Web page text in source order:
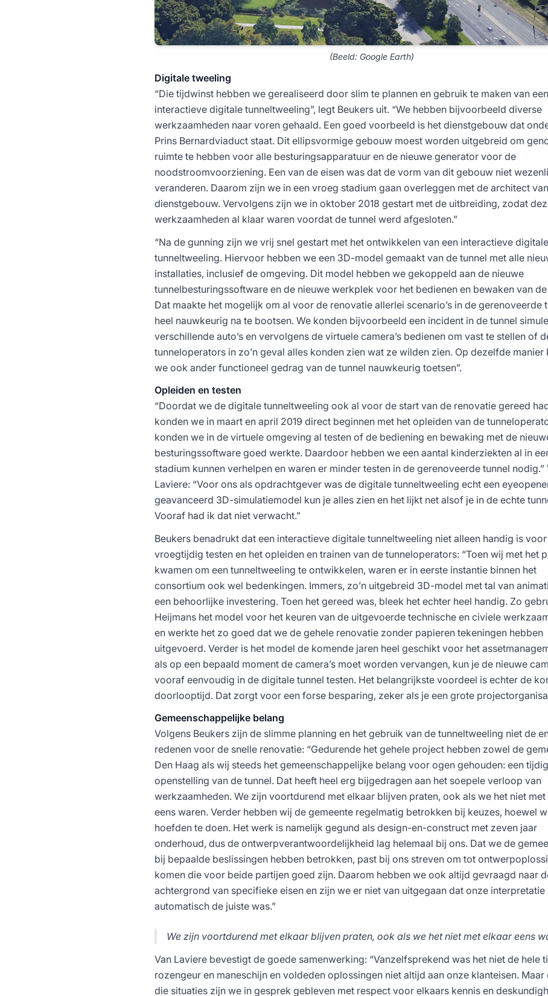
(Beeld: Google Earth)
Digitale tweeling
“Die tijdwinst hebben we gerealiseerd door slim te plannen en gebruik te maken van een
interactieve digitale tunneltweeling”, legt Beukers uit. “We hebben bijvoorbeeld diverse
werkzaamheden naar voren gehaald. Een goed voorbeeld is het dienstgebouw dat
Prins Bernardviaduct staat. Dit ellipsvormige gebouw moest worden uitgebreid om
ruimte te hebben voor alle besturingsapparatuur en de nieuwe generator voor de
noodstroomvoorziening. Een van de eisen was dat de vorm van dit gebouw niet
veranderen. Daarom zijn we in een vroeg stadium gaan overleggen met de architect
dienstgebouw. Vervolgens zijn we in oktober 2018 gestart met de uitbreiding, zodat
werkzaamheden al klaar waren voordat de tunnel werd afgesloten.”
“Na de gunning zijn we vrij snel gestart met het ontwikkelen van een interactieve digitale
tunneltweeling. Hiervoor hebben we een 3D-model gemaakt van de tunnel met alle
installaties, inclusief de omgeving. Dit model hebben we gekoppeld aan de nieuwe
tunnelbesturingssoftware en de nieuwe werkplek voor het bedienen en bewaken van
Dat maakte het mogelijk om al voor de renovatie allerlei scenario’s in de gerenoveerde
heel nauwkeurig na te bootsen. We konden bijvoorbeeld een incident in de tunnel
verschillende auto’s en vervolgens de virtuele camera’s bedienen om vast te stellen of
tunneloperators in zo’n geval alles konden zien wat ze wilden zien. Op dezelfde manier
we ook ander functioneel gedrag van de tunnel nauwkeurig toetsen”.
Opleiden en testen
“Doordat we de digitale tunneltweeling ook al voor de start van de renovatie gereed
konden we in maart en april 2019 direct beginnen met het opleiden van de
konden we in de virtuele omgeving al testen of de bediening en bewaking met de
besturingssoftware goed werkte. Daardoor hebben we een aantal kinderziekten al in
stadium kunnen verhelpen en waren er minder testen in de gerenoveerde tunnel nodig.”
Laviere: “Voor ons als opdrachtgever was de digitale tunneltweeling echt een
geavanceerd 3D-simulatiemodel kun je alles zien en het lijkt net alsof je in de echte
Vooraf had ik dat niet verwacht.”
Beukers benadrukt dat een interactieve digitale tunneltweeling niet alleen handig is
vroegtijdig testen en het opleiden en trainen van de tunneloperators: “Toen wij met het
kwamen om een tunneltweeling te ontwikkelen, waren er in eerste instantie binnen het
consortium ook wel bedenkingen. Immers, zo’n uitgebreid 3D-model met tal van
een behoorlijke investering. Toen het gereed was, bleek het echter heel handig. Zo
Heijmans het model voor het keuren van de uitgevoerde technische en civiele
en werkte het zo goed dat we de gehele renovatie zonder papieren tekeningen hebben
uitgevoerd. Verder is het model de komende jaren heel geschikt voor het
als op een bepaald moment de camera’s moet worden vervangen, kun je de nieuwe
vooraf eenvoudig in de digitale tunnel testen. Het belangrijkste voordeel is echter de
doorlooptijd. Dat zorgt voor een forse besparing, zeker als je een grote
Gemeenschappelijke belang
Volgens Beukers zijn de slimme planning en het gebruik van de tunneltweeling niet de
redenen voor de snelle renovatie: “Gedurende het gehele project hebben zowel de
Den Haag als wij steeds het gemeenschappelijke belang voor ogen gehouden: een
openstelling van de tunnel. Dat heeft heel erg bijgedragen aan het soepele verloop van
werkzaamheden. We zijn voortdurend met elkaar blijven praten, ook als we het niet
eens waren. Verder hebben wij de gemeente regelmatig betrokken bij keuzes, hoewel
hoefden te doen. Het werk is namelijk gegund als design-en-construct met zeven jaar
onderhoud, dus de ontwerpverantwoordelijkheid lag helemaal bij ons. Dat we de
bij bepaalde beslissingen hebben betrokken, past bij ons streven om tot
komen die voor beide partijen goed zijn. Daarom hebben we ook altijd gevraagd naar
achtergrond van specifieke eisen en zijn we er niet van uitgegaan dat onze interpretatie
automatisch de juiste was.”
We zijn voortdurend met elkaar blijven praten, ook als we het niet met elkaar eens
Van Laviere bevestigt de goede samenwerking: “Vanzelfsprekend was het niet de hele
rozengeur en maneschijn en voldeden oplossingen niet altijd aan onze klanteisen. Maar
die situaties zijn we in gesprek gebleven met respect voor elkaars kennis en